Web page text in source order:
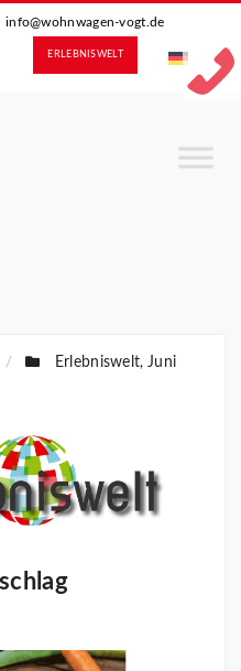
info@wohnwagen-vogt.de
ERLEBNIS­WELT
/ Erlebniswelt, Juni